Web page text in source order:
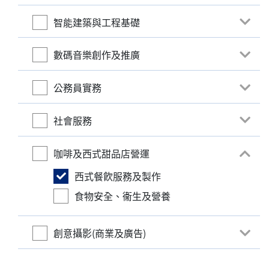
智能建築與工程基礎
數碼音樂創作及推廣
公務員實務
社會服務
咖啡及西式甜品店營運
西式餐飮服務及製作
食物安全、衞生及營養
創意攝影(商業及廣告)